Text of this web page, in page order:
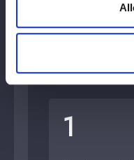
Title History
1